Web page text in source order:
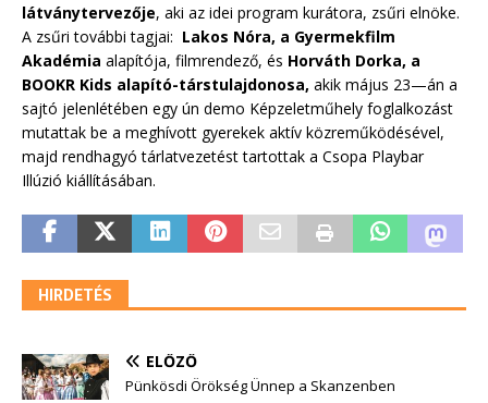
látványtervezője, aki az idei program kurátora, zsűri elnöke.
A zsűri további tagjai: Lakos Nóra, a Gyermekfilm
Akadémia alapítója, filmrendező, és Horváth Dorka, a
BOOKR Kids alapító-társtulajdonosa, akik május 23—án a
sajtó jelenlétében egy ún demo Képzeletműhely foglalkozást
mutattak be a meghívott gyerekek aktív közreműködésével,
majd rendhagyó tárlatvezetést tartottak a Csopa Playbar
Illúzió kiállításában.
HIRDETÉS
ELŐZŐ
Pünkösdi Örökség Ünnep a Skanzenben